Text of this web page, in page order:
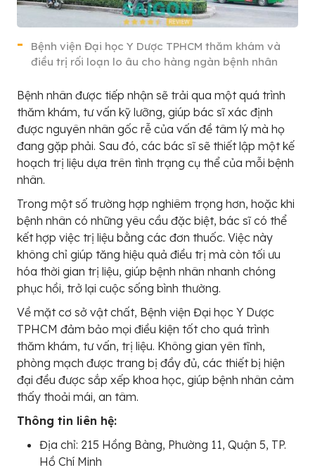
Bệnh viện Đại học Y Dược TPHCM thăm khám và
điều trị rối loạn lo âu cho hàng ngàn bệnh nhân
Bệnh nhân được tiếp nhận sẽ trải qua một quá trình
thăm khám, tư vấn kỹ lưỡng, giúp bác sĩ xác định
được nguyên nhân gốc rễ của vấn đề tâm lý mà họ
đang gặp phải. Sau đó, các bác sĩ sẽ thiết lập một kế
hoạch trị liệu dựa trên tình trạng cụ thể của mỗi bệnh
nhân.
Trong một số trường hợp nghiêm trọng hơn, hoặc khi
bệnh nhân có những yêu cầu đặc biệt, bác sĩ có thể
kết hợp việc trị liệu bằng các đơn thuốc. Việc này
không chỉ giúp tăng hiệu quả điều trị mà còn tối ưu
hóa thời gian trị liệu, giúp bệnh nhân nhanh chóng
phục hồi, trở lại cuộc sống bình thường.
Về mặt cơ sở vật chất, Bệnh viện Đại học Y Dược
TPHCM đảm bảo mọi điều kiện tốt cho quá trình
thăm khám, tư vấn, trị liệu. Không gian yên tĩnh,
phòng mạch được trang bị đầy đủ, các thiết bị hiện
đại đều được sắp xếp khoa học, giúp bệnh nhân cảm
thấy thoải mái, an tâm.
Thông tin liên hệ:
Địa chỉ: 215 Hồng Bàng, Phường 11, Quận 5, TP.
Hồ Chí Minh